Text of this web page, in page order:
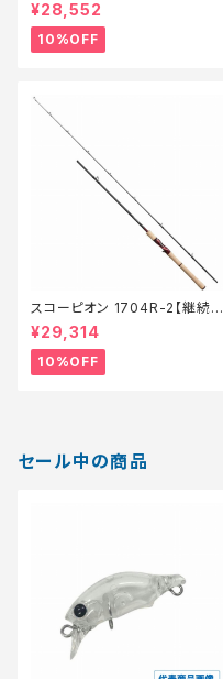
¥28,552
10%OFF
スコーピオン 1704R-2【継続セ
ール_ロッド】【10】
¥29,314
10%OFF
セール中の商品